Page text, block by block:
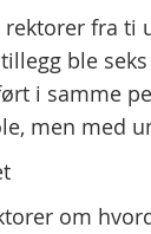
fra
ble
i samme
men med
om